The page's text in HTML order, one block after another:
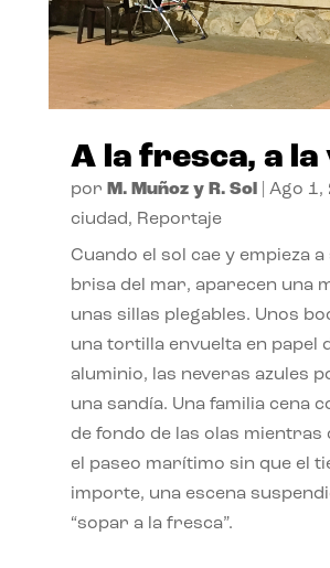
A la fresca, a la
por M. Muñoz y R. Sol| Ago 1,
ciudad, Reportaje
Cuando el sol cae y empieza
brisa del mar, aparecen una
unas sillas plegables. Unos
una tortilla envuelta en papel
aluminio, las neveras azules
una sandía. Una familia cena
de fondo de las olas mientras
el paseo marítimo sin que el
importe, una escena
“sopar a la fresca”.